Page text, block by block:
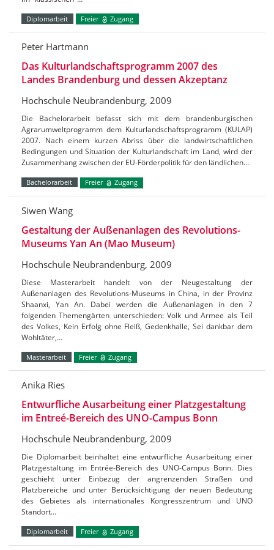
Diplomarbeit Freier Zugang
Peter Hartmann
Das Kulturlandschaftsprogramm 2007 des
Landes Brandenburg und dessen Akzeptanz
Hochschule Neubrandenburg, 2009
Die Bachelorarbeit befasst sich mit dem brandenburgischen
Agrarumweltprogramm dem Kulturlandschaftsprogramm (KULAP)
2007. Nach einem kurzen Abriss über die landwirtschaftlichen
Bedingungen und Situation der Kulturlandschaft im Land, wird der
Zusammenhang zwischen der EU-Förderpolitik für den ländlichen…
Bachelorarbeit Freier Zugang
Siwen Wang
Gestaltung der Außenanlagen des Revolutions-
Museums Yan An (Mao Museum)
Hochschule Neubrandenburg, 2009
Diese Masterarbeit handelt von der Neugestaltung der
Außenanlagen des Revolutions-Museums in China, in der Provinz
Shaanxi, Yan An. Dabei werden die Außenanlagen in den 7
folgenden Themengärten unterschieden: Volk und Armee als Teil
des Volkes, Kein Erfolg ohne Fleiß, Gedenkhalle, Sei dankbar dem
Wohltäter,…
Masterarbeit Freier Zugang
Anika Ries
Entwurfliche Ausarbeitung einer Platzgestaltung
im Entreé-Bereich des UNO-Campus Bonn
Hochschule Neubrandenburg, 2009
Die Diplomarbeit beinhaltet eine entwurfliche Ausarbeitung einer
Platzgestaltung im Entrée-Bereich des UNO-Campus Bonn. Dies
geschieht unter Einbezug der angrenzenden Straßen und
Platzbereiche und unter Berücksichtigung der neuen Bedeutung
des Gebietes als internationales Kongresszentrum und UNO
Standort…
Diplomarbeit Freier Zugang